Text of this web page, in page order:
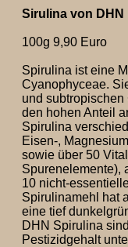
Sirulina von DHN
100g 9,90 Euro
Spirulina ist eine
Cyanophyceae.
und
den hohen Anteil
Spirulina
Eisen-,
sowie über 50
Spurenelemente),
10 nicht-
Spirulinamehl hat
eine tief
DHN Spirulina
Pestizidgehalt